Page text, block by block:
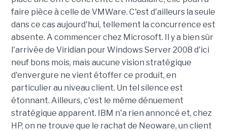
faire pièce à celle de VMWare. C'est d'ailleurs la seule
dans ce cas aujourd'hui, tellement la concurrence est
absente. A commencer chez Microsoft. Il y a bien sûr
l'arrivée de Viridian pour Windows Server 2008 d'ici
neuf bons mois, mais aucune vision stratégique
d'envergure ne vient étoffer ce produit, en
particulier au niveau client. Un tel silence est
étonnant. Ailleurs, c'est le même dénuement
stratégique apparent. IBM n'a rien annoncé et, chez
HP, on ne trouve que le rachat de Neoware, un client